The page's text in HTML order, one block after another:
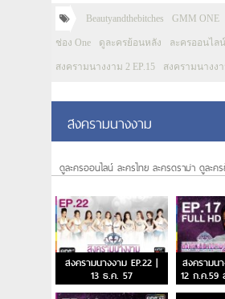
Beautyandthebitches GMM ONE
ช่อง One ดูละครย้อนหลัง ละครออนไลน์
สงครามนางงาม 2 EP.15 สงครามนางง
สงครามนางงาม
ดูละครออนไลน์ ละครไทย ละครดราม่า ดูละ
สงครามนางงาม EP.22 |
13 ธ.ค. 57
สงครามน
12 ก.ค.59
2